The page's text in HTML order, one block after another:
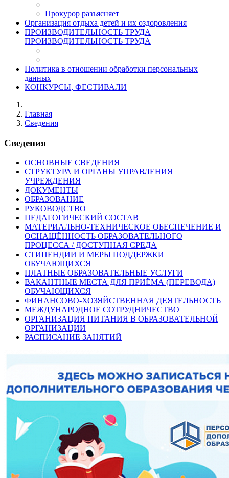
Прокурор разъясняет
Организация отдыха детей и их оздоровления
ПРОИЗВОДИТЕЛЬНОСТЬ ТРУДА
ПРОИЗВОДИТЕЛЬНОСТЬ ТРУДА
Политика в отношении обработки персональных
данных
КОНКУРСЫ, ФЕСТИВАЛИ
Главная
Сведения
Сведения
ОСНОВНЫЕ СВЕДЕНИЯ
СТРУКТУРА И ОРГАНЫ УПРАВЛЕНИЯ
УЧРЕЖДЕНИЯ
ДОКУМЕНТЫ
ОБРАЗОВАНИЕ
РУКОВОДСТВО
ПЕДАГОГИЧЕСКИЙ СОСТАВ
МАТЕРИАЛЬНО-ТЕХНИЧЕСКОЕ ОБЕСПЕЧЕНИЕ И
ОСНАЩЁННОСТЬ ОБРАЗОВАТЕЛЬНОГО
ПРОЦЕССА / ДОСТУПНАЯ СРЕДА
СТИПЕНДИИ И МЕРЫ ПОДДЕРЖКИ
ОБУЧАЮЩИХСЯ
ПЛАТНЫЕ ОБРАЗОВАТЕЛЬНЫЕ УСЛУГИ
ВАКАНТНЫЕ МЕСТА ДЛЯ ПРИЁМА (ПЕРЕВОДА)
ОБУЧАЮЩИХСЯ
ФИНАНСОВО-ХОЗЯЙСТВЕННАЯ ДЕЯТЕЛЬНОСТЬ
МЕЖДУНАРОДНОЕ СОТРУДНИЧЕСТВО
ОРГАНИЗАЦИЯ ПИТАНИЯ В ОБРАЗОВАТЕЛЬНОЙ
ОРГАНИЗАЦИИ
РАСПИСАНИЕ ЗАНЯТИЙ